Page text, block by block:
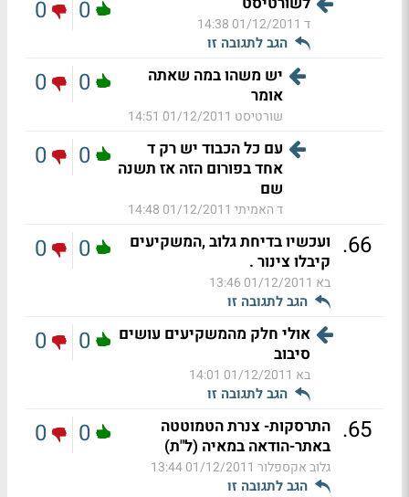
ד 01/12/2011 14:38
הגב לתגובה זו
0
0
יש משהו במה שאתה
אומר
שורטיסט 01/12/2011 14:51
0
0
עם כל הכבוד יש רק ד
אחד בפורום הזה אז תשנה
שם
ד האמיתי 01/12/2011 14:48
0
0
66
.
ועכשיו בדיחת גלוב ,המשקיעים
קיבלו צינור .
בא 01/12/2011 13:46
הגב לתגובה זו
0
0
אולי חלק מהמשקיעים עושים
סיבוב
בא 01/12/2011 14:01
הגב לתגובה זו
0
0
65
. התרסקות- צנרת הטמוטטה
באתר-הודאה במאיה (ל"ת)
גלוב אקספלור 01/12/2011 13:44
הגב לתגובה זו
0
0